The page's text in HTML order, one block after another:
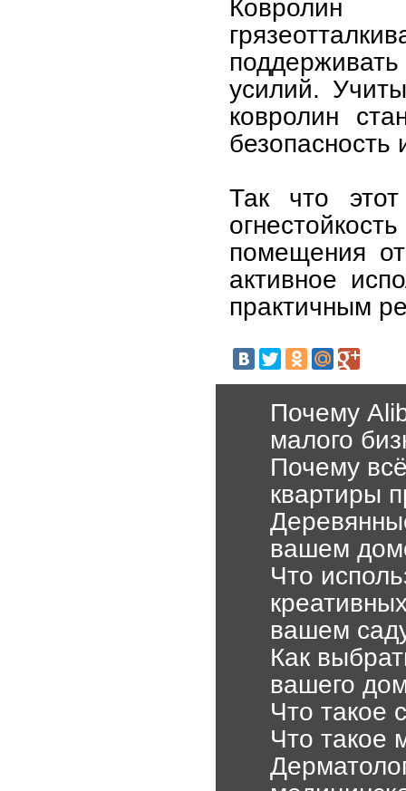
Ковролин
усилий.
ковролин
безопасность
Так что
помещения
активное
практичным
Почему
малого
Почему
квартиры
вашем
Что
вашем
Как
вашего
Что такое
Что такое